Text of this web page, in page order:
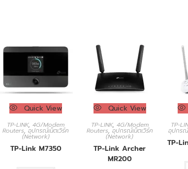
Quick View
TP-LINK,4G/Modem
Routers,อุปกรณ์เน็ตเวิร์ค
(Network)
TP-Link M7350
Quick View
TP-LINK, 4G/Modem
Routers, อุปกรณ์เน็ตเวิร์ค
(Network)
TP-Link Archer
MR200
TP-
อุปกรณ์
TP-